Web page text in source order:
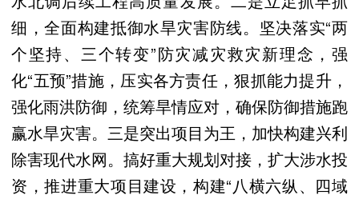
细，全面构建抵御水旱灾害防线。坚决落实“两
个坚持、三个转变”防灾减灾救灾新理念，强
化“五预”措施，压实各方责任，狠抓能力提升，
强化雨洪防御，统筹旱情应对，确保防御措施跑
赢水旱灾害。三是突出项目为王，加快构建兴利
除害现代水网。搞好重大规划对接，扩大涉水投
资，推进重大项目建设，构建“八横六纵、四域